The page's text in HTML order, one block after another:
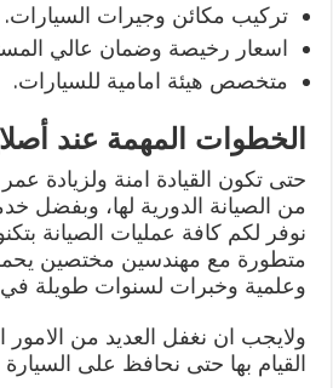
تركيب مكائن وجيرات السيارات.
اسعار رخيصة وضمان عالي
متخصص هيئة امامية للسيارات.
الخطوات المهمة عند
حتى تكون القيادة امنة ولزيادة
من الصيانة الدورية لها، وبفضل
نوفر لكم كافة عمليات الصيانة
متطورة مع مهندسين مختصين
وعلمية وخبرات لسنوات طويلة في
ولايجب ان نغفل العديد من الامور
القيام بها حتى نحافظ على السيارة